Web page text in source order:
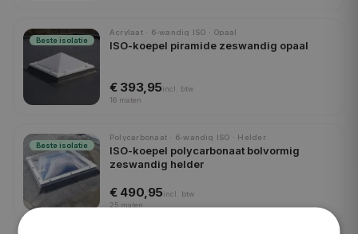
Beste isolatie
Acrylaat · 6-wandig ISO · Opaal
ISO-koepel piramide zeswandig opaal
€ 393,95incl.
btw
16 maten
Beste isolatie
Polycarbonaat · 6-wandig ISO · Helder
ISO-koepel polycarbonaat bolvormig
zeswandig helder
€ 490,95incl.
btw
25 maten